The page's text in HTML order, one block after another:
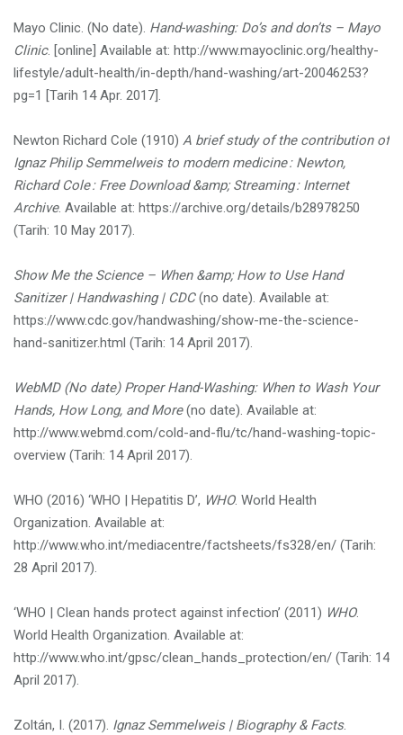
Mayo Clinic. (No date). Hand-washing: Do’s and don’ts – Mayo
Clinic. [online] Available at: http://www.mayoclinic.org/healthy-
lifestyle/adult-health/in-depth/hand-washing/art-20046253?
pg=1 [Tarih 14 Apr. 2017].
Newton Richard Cole (1910) A brief study of the contribution of
Ignaz Philip Semmelweis to modern medicine : Newton,
Richard Cole : Free Download &amp; Streaming : Internet
Archive. Available at: https://archive.org/details/b28978250
(Tarih: 10 May 2017).
Show Me the Science – When &amp; How to Use Hand
Sanitizer | Handwashing | CDC(no date). Available at:
https://www.cdc.gov/handwashing/show-me-the-science-
hand-sanitizer.html (Tarih: 14 April 2017).
WebMD (No date) Proper Hand-Washing: When to Wash Your
Hands, How Long, and More(no date). Available at:
http://www.webmd.com/cold-and-flu/tc/hand-washing-topic-
overview (Tarih: 14 April 2017).
WHO (2016) ‘WHO | Hepatitis D’, WHO. World Health
Organization. Available at:
http://www.who.int/mediacentre/factsheets/fs328/en/ (Tarih:
28 April 2017).
‘WHO | Clean hands protect against infection’ (2011) WHO.
World Health Organization. Available at:
http://www.who.int/gpsc/clean_hands_protection/en/ (Tarih: 14
April 2017).
Zoltán, I. (2017). Ignaz Semmelweis | Biography & Facts.